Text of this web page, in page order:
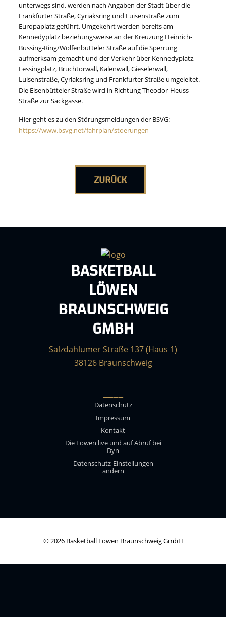
unterwegs sind, werden nach Angaben der Stadt über die
Frankfurter Straße, Cyriaksring und Luisenstraße zum
Europaplatz geführt. Umgekehrt werden bereits am
Kennedyplatz beziehungsweise an der Kreuzung Heinrich-
Büssing-Ring/Wolfenbütteler Straße auf die Sperrung
aufmerksam gemacht und der Verkehr über Kennedyplatz,
Lessingplatz, Bruchtorwall, Kalenwall, Gieselerwall,
Luisenstraße, Cyriaksring und Frankfurter Straße umgeleitet.
Die Eisenbütteler Straße wird in Richtung Theodor-Heuss-
Straße zur Sackgasse.
Hier geht es zu den Störungsmeldungen der BSVG:
https://www.bsvg.net/fahrplan/stoerungen
ZURÜCK
BASKETBALL
LÖWEN
BRAUNSCHWEIG
GMBH
Salzdahlumer Straße 137 (Haus 1)
38126 Braunschweig
____
Datenschutz
Impressum
Kontakt
Die Löwen live und auf Abruf bei
Dyn
Datenschutz-Einstellungen
ändern
© 2026 Basketball Löwen Braunschweig GmbH